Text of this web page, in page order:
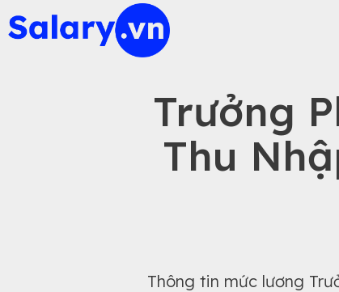
Trưởng
Thu
Thông tin mức lương